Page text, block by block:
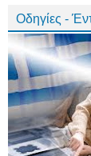
Οδηγίες -